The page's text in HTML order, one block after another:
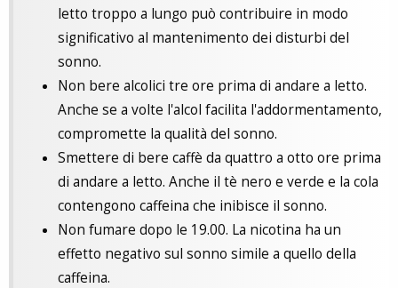
letto troppo a lungo può contribuire in modo
significativo al mantenimento dei disturbi del
sonno.
Non bere alcolici tre ore prima di andare a letto.
Anche se a volte l'alcol facilita l'addormentamento,
compromette la qualità del sonno.
Smettere di bere caffè da quattro a otto ore prima
di andare a letto. Anche il tè nero e verde e la cola
contengono caffeina che inibisce il sonno.
Non fumare dopo le 19.00. La nicotina ha un
effetto negativo sul sonno simile a quello della
caffeina.